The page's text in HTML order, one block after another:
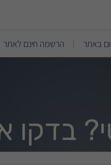
באתר | הרשמה חינם לאתר
בדקו